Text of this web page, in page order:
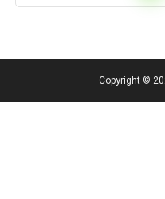
Copyright ©